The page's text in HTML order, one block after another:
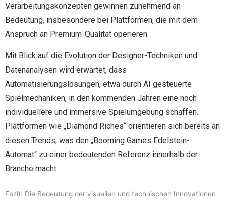
Verarbeitungskonzepten gewinnen zunehmend an
Bedeutung, insbesondere bei Plattformen, die mit dem
Anspruch an Premium-Qualität operieren.
Mit Blick auf die Evolution der Designer-Techniken und
Datenanalysen wird erwartet, dass
Automatisierungslösungen, etwa durch AI gesteuerte
Spielmechaniken, in den kommenden Jahren eine noch
individuellere und immersive Spielumgebung schaffen.
Plattformen wie „Diamond Riches“ orientieren sich bereits an
diesen Trends, was den „Booming Games Edelstein-
Automat“ zu einer bedeutenden Referenz innerhalb der
Branche macht.
Fazit: Die Bedeutung der visuellen und technischen Innovationen